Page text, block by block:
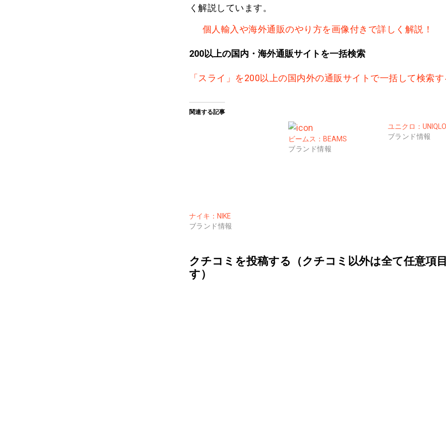
く解説しています。
個人輸入や海外通販のやり方を画像付きで詳しく解説！
200以上の国内・海外通販サイトを一括検索
「スライ」を200以上の国内外の通販サイトで一括して検索す
関連する記事
ナイキ：NIKE
ブランド情報
ビームス：BEAMS
ブランド情報
ユニクロ：UNIQLO
ブランド情報
クチコミを投稿する（クチコミ以外は全て任意項
す）